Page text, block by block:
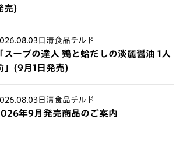
売)
日清食品チルド
「スープの達人 鶏と蛤だしの淡麗醤油 1人
」(9月1日発売)
日清食品チルド
年9月発売商品のご案内